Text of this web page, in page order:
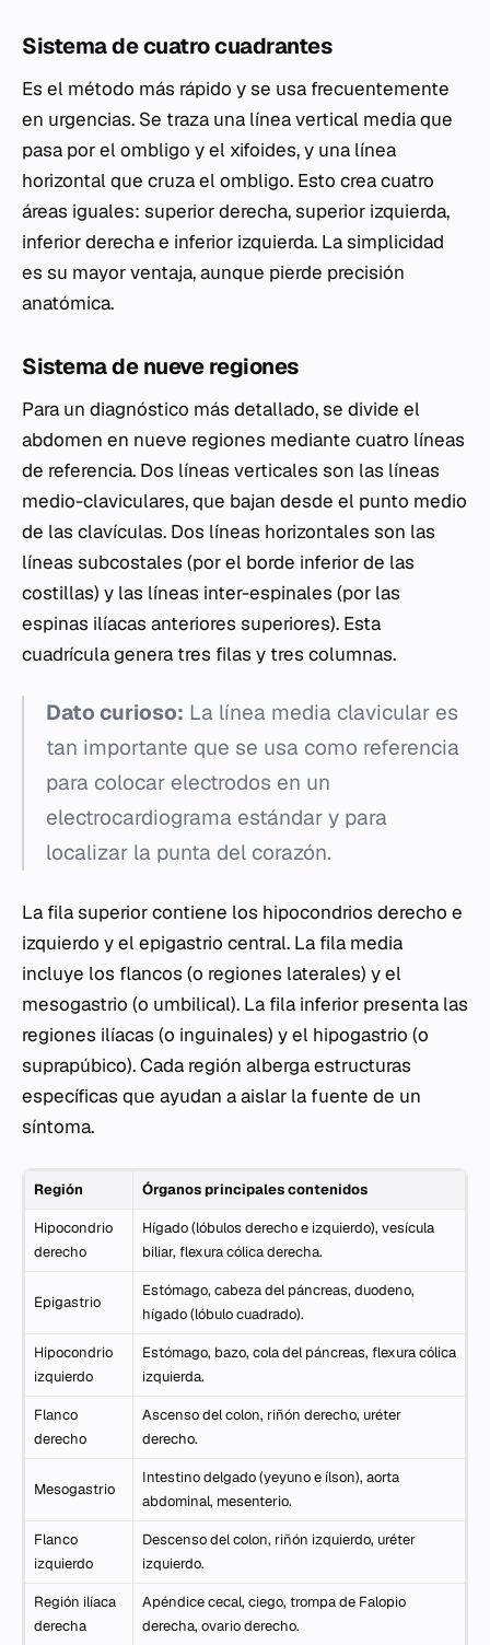
Sistema de cuatro cuadrantes
Es el método más rápido y se usa frecuentemente
en urgencias. Se traza una línea vertical media que
pasa por el ombligo y el xifoides, y una línea
horizontal que cruza el ombligo. Esto crea cuatro
áreas iguales: superior derecha, superior izquierda,
inferior derecha e inferior izquierda. La simplicidad
es su mayor ventaja, aunque pierde precisión
anatómica.
Sistema de nueve regiones
Para un diagnóstico más detallado, se divide el
abdomen en nueve regiones mediante cuatro líneas
de referencia. Dos líneas verticales son las líneas
medio-claviculares, que bajan desde el punto medio
de las clavículas. Dos líneas horizontales son las
líneas subcostales (por el borde inferior de las
costillas) y las líneas inter-espinales (por las
espinas ilíacas anteriores superiores). Esta
cuadrícula genera tres filas y tres columnas.
Dato curioso: La línea media clavicular es
tan importante que se usa como referencia
para colocar electrodos en un
electrocardiograma estándar y para
localizar la punta del corazón.
La fila superior contiene los hipocondrios derecho e
izquierdo y el epigastrio central. La fila media
incluye los flancos (o regiones laterales) y el
mesogastrio (o umbilical). La fila inferior presenta las
regiones ilíacas (o inguinales) y el hipogastrio (o
suprapúbico). Cada región alberga estructuras
específicas que ayudan a aislar la fuente de un
síntoma.
Región Órganos principales contenidos
Hipocondrio
derecho
Hígado (lóbulos derecho e izquierdo), vesícula
biliar, flexura cólica derecha.
Epigastrio
Estómago, cabeza del páncreas, duodeno,
hígado (lóbulo cuadrado).
Hipocondrio
izquierdo
Estómago, bazo, cola del páncreas, flexura cólica
izquierda.
Flanco
derecho
Ascenso del colon, riñón derecho, uréter
derecho.
Mesogastrio
Intestino delgado (yeyuno e ílson), aorta
abdominal, mesenterio.
Flanco
izquierdo
Descenso del colon, riñón izquierdo, uréter
izquierdo.
Región ilíaca
derecha
Apéndice cecal, ciego, trompa de Falopio
derecha, ovario derecho.